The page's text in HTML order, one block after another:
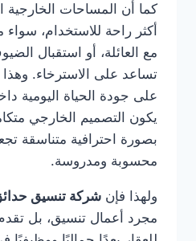
كما أن المساحات الخارجية
أكثر راحة للاستخدام،
مع العائلة، أو استقبال
تساعد على الاسترخاء.
على جودة الحياة اليومية
يكون التصميم الخارجي
بصورة احترافية متناسقة
محسوبة ومدروسة.
ولهذا فإن شركة تنسيق
مجرد أعمال تنسيق، بل